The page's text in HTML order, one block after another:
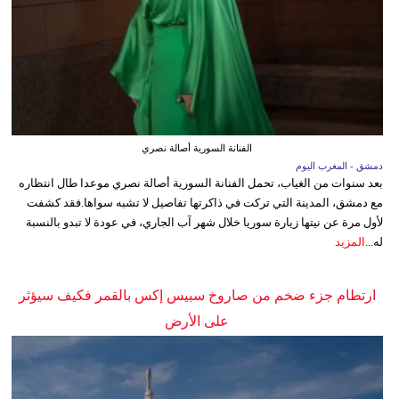
الفنانة السورية أصالة نصري
دمشق - المغرب اليوم
بعد سنوات من الغياب، تحمل الفنانة السورية أصالة نصري موعدا طال انتظاره
مع دمشق، المدينة التي تركت في ذاكرتها تفاصيل لا تشبه سواها.فقد كشفت
لأول مرة عن نيتها زيارة سوريا خلال شهر آب الجاري، في عودة لا تبدو بالنسبة
له... المزيد
ارتطام جزء ضخم من صاروخ سبيس إكس بالقمر فكيف سيؤثر
على الأرض